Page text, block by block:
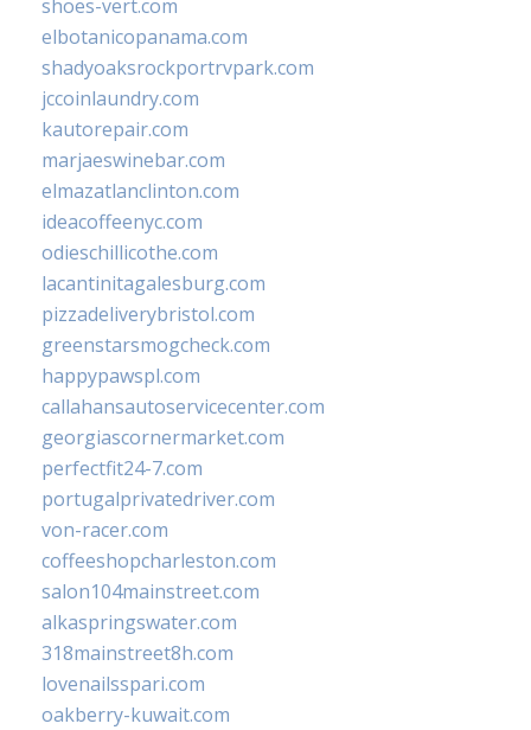
shoes-vert.com
elbotanicopanama.com
shadyoaksrockportrvpark.com
jccoinlaundry.com
kautorepair.com
marjaeswinebar.com
elmazatlanclinton.com
ideacoffeenyc.com
odieschillicothe.com
lacantinitagalesburg.com
pizzadeliverybristol.com
greenstarsmogcheck.com
happypawspl.com
callahansautoservicecenter.com
georgiascornermarket.com
perfectfit24-7.com
portugalprivatedriver.com
von-racer.com
coffeeshopcharleston.com
salon104mainstreet.com
alkaspringswater.com
318mainstreet8h.com
lovenailsspari.com
oakberry-kuwait.com